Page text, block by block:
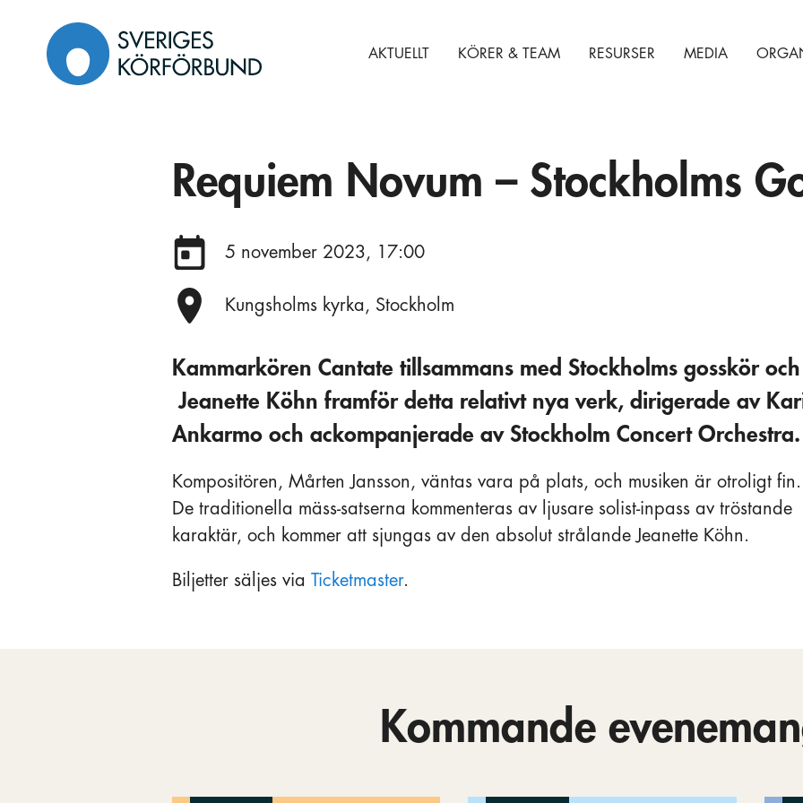
innehåll
AKTUELLT KÖRER & TEAM RESURSER MEDIA
Requiem Novum – Stockholms
Datum:
5 november 2023, 17:00
Plats:
Kungsholms kyrka, Stockholm
Kammarkören Cantate tillsammans med Stockholms gosskör
Jeanette Köhn framför detta relativt nya verk, dirigerade av
Ankarmo och ackompanjerade av Stockholm Concert Orchestra.
Kompositören, Mårten Jansson, väntas vara på plats, och musiken är otroligt fin.
De traditionella mäss-satserna kommenteras av ljusare solist-inpass av tröstande
karaktär, och kommer att sjungas av den absolut strålande Jeanette Köhn.
Biljetter säljes via Ticketmaster.
Kommande